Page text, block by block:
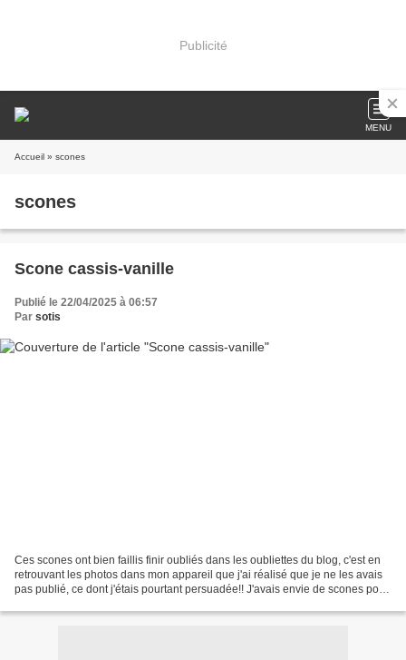
Publicité
MENU
Accueil » scones
scones
Scone cassis-vanille
Publié le 22/04/2025 à 06:57
Par sotis
Ces scones ont bien faillis finir oubliés dans les oubliettes du blog, c'est en
retrouvant les photos dans mon appareil que j'ai réalisé que je ne les avais
pas publié, ce dont j'étais pourtant persuadée!! J'avais envie de scones pour